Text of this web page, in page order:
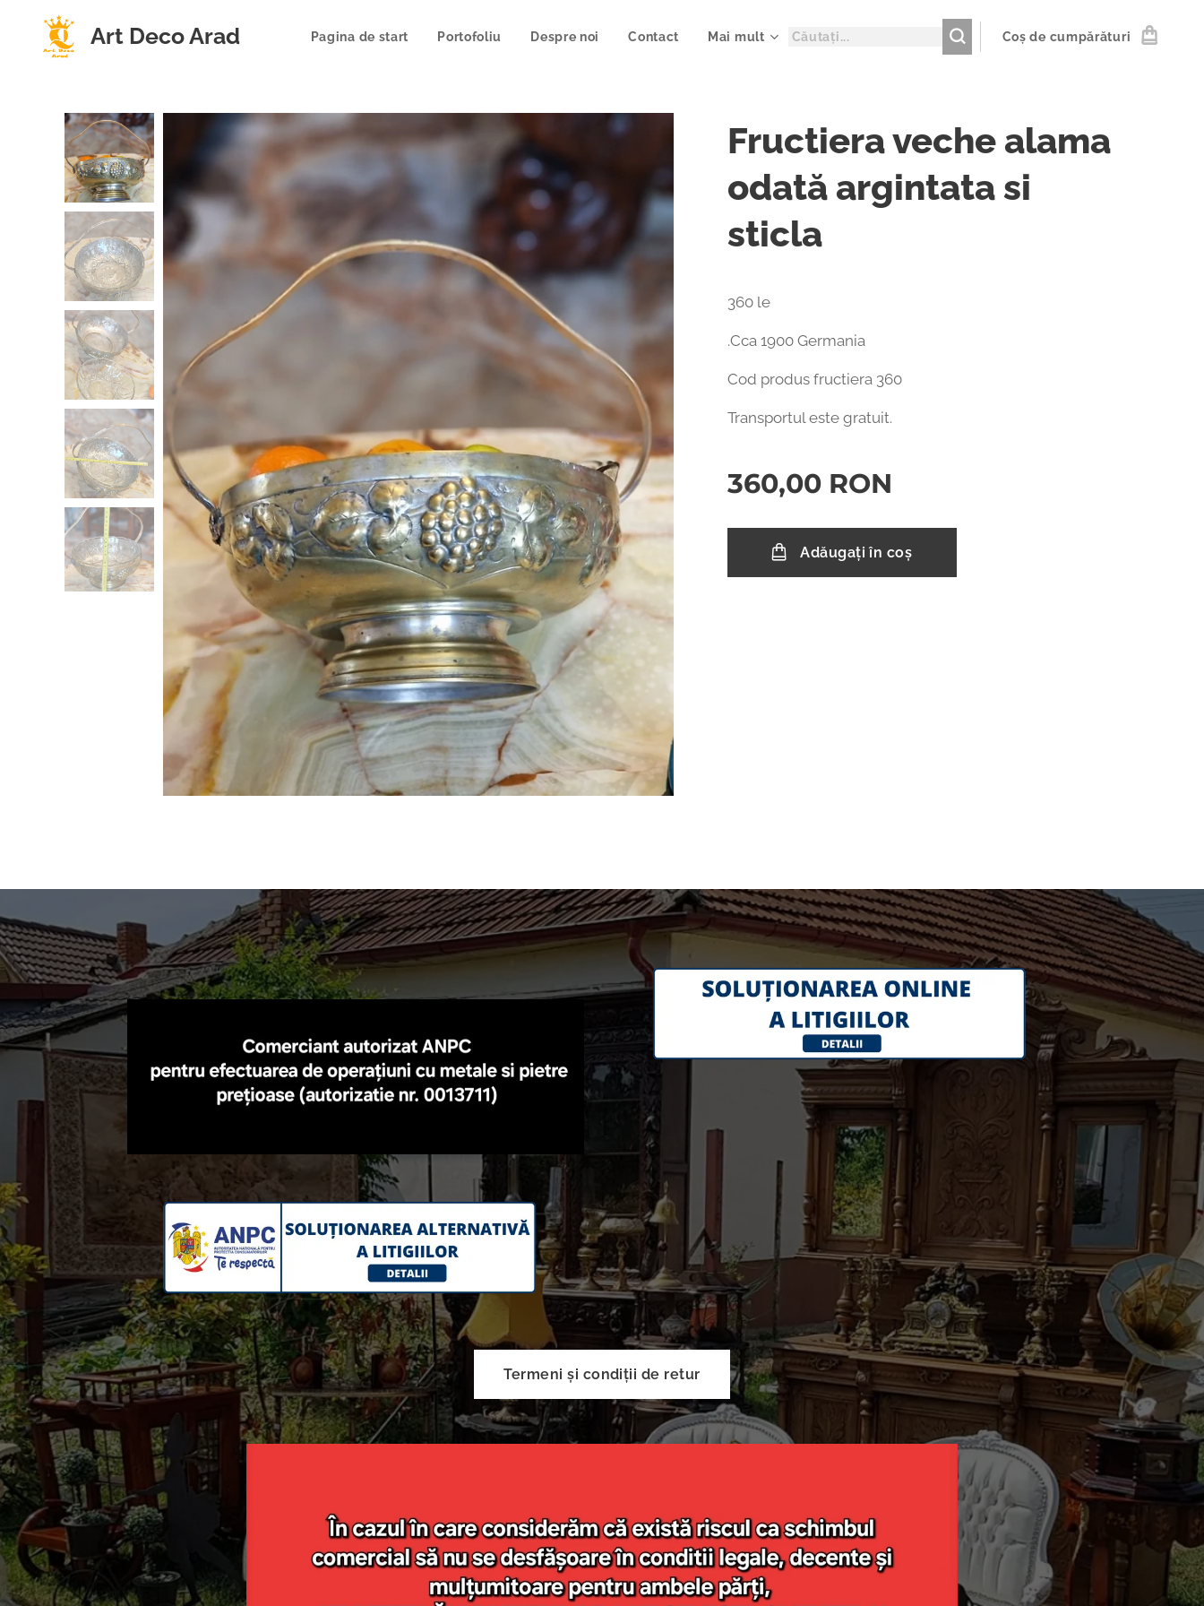
Art Deco Arad Pagina de start Portofoliu Despre noi Contact Mai mult Coș de cumpărături
Fructiera veche alama
odată argintata si
sticla
360 le
.Cca 1900 Germania
Cod produs fructiera 360
Transportul este gratuit.
360,00 RON
Adăugați în coș
Termeni și condiții de retur